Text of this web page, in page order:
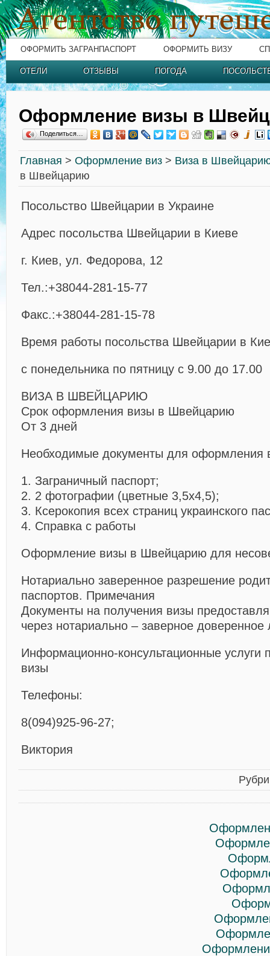
ОФОРМИТЬ ЗАГРАНПАСПОРТ ОФОРМИТЬ ВИЗУ
ОТЕЛИ ОТЗЫВЫ ПОГОДА
Оформление визы в
Поделиться…
Главная > Оформление виз > Виза в
в Швейцарию
Посольство Швейцарии в Украине
Адрес посольства Швейцарии в Киеве
г. Киев, ул. Федорова, 12
Тел.:+38044-281-15-77
Факс.:+38044-281-15-78
Время работы посольства Швейцарии в
с понедельника по пятницу с 9.00 до 17.00
ВИЗА В ШВЕЙЦАРИЮ
Срок оформления визы в Швейцарию
От 3 дней
Необходимые документы для оформления
1. Заграничный паспорт;
2. 2 фотографии (цветные 3,5х4,5);
3. Ксерокопия всех страниц украинского
4. Справка с работы
Оформление визы в Швейцарию для
Нотариально заверенное разрешение
паспортов. Примечания
Документы на получения визы
через нотариально – заверное доверенное
Информационно-консультационные
визы
Телефоны:
8(094)925-96-27;
Виктория